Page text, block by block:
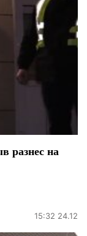
разнес на
15:32 24.12